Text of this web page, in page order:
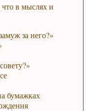
что в мыслях и
за него?»
бумажках